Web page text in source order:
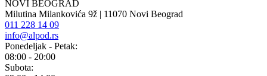
NOVI BEOGRAD
Milutina Milankovića 9ž | 11070 Novi Beograd
011 228 14 09
info@alpod.rs
Ponedeljak - Petak:
08:00 - 20:00
Subota: